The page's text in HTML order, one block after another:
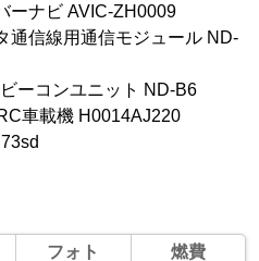
ーナビ AVIC-ZH0009
通信線用通信モジュール ND-
ーコンユニット ND-B6
車載機 H0014AJ220
フォト 燃費